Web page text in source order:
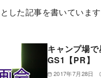
した記事を書いています
キャンプ場
GS1【PR】
2017年7月28日